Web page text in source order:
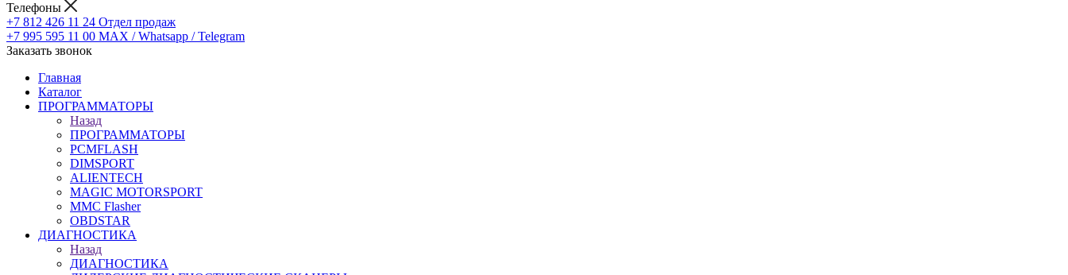
Телефоны
+7 812 426 11 24 Отдел продаж
+7 995 595 11 00 MAX / Whatsapp / Telegram
Заказать звонок
Главная
Каталог
ПРОГРАММАТОРЫ
Назад
ПРОГРАММАТОРЫ
PCMFLASH
DIMSPORT
ALIENTECH
MAGIC MOTORSPORT
MMC Flasher
OBDSTAR
ДИАГНОСТИКА
Назад
ДИАГНОСТИКА